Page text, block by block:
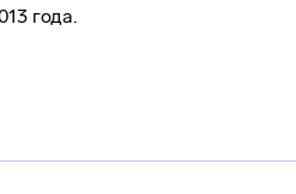
года.